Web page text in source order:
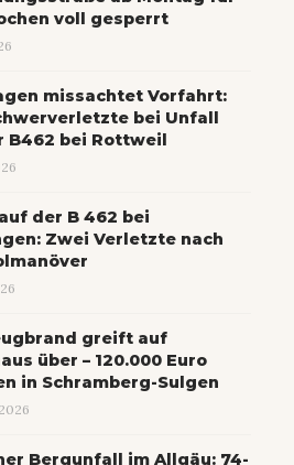
voll gesperrt
missachtet Vorfahrt:
bei Unfall
B462 bei Rottweil
der B 462 bei
Zwei Verletzte nach
greift auf
über – 120.000 Euro
in Schramberg-Sulgen
Bergunfall im Allgäu: 74-